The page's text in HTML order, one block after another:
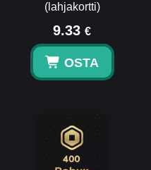
(lahjakortti)
9.33 €
OSTA